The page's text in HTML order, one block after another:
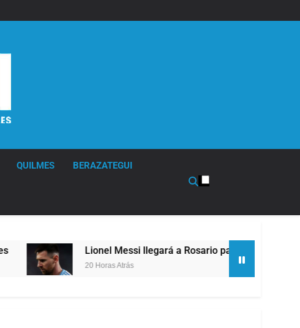
QUILMES BERAZATEGUI
Lionel Messi llegará a Rosario para despedir a su padre Jorge
20 Horas Atrás